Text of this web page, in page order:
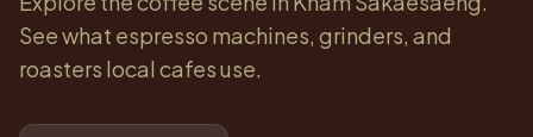
See what espresso machines, grinders, and
roasters local cafes use.